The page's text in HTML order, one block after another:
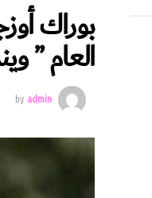
بوراك
العام ”
byadmin